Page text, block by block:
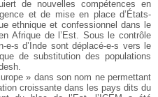
de nouvelles compétences en
et de mise en place d’États-
ethnique et confessionnel dans le
Afrique de l’Est. Sous le contrôle
e-s d’Inde sont déplacé-e-s vers le
de substitution des populations
» dans son nom ne permettant
croissante dans les pays dits du